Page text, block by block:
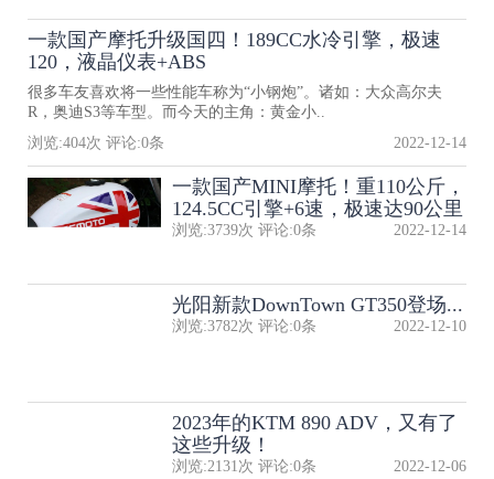
一款国产摩托升级国四！189CC水冷引擎，极速
120，液晶仪表+ABS
很多车友喜欢将一些性能车称为“小钢炮”。诸如：大众高尔夫
R，奥迪S3等车型。而今天的主角：黄金小..
浏览:404次 评论:0条 2022-12-14
一款国产MINI摩托！重110公斤，
124.5CC引擎+6速，极速达90公里
浏览:3739次 评论:0条 2022-12-14
光阳新款DownTown GT350登场...
浏览:3782次 评论:0条 2022-12-10
2023年的KTM 890 ADV，又有了
这些升级！
浏览:2131 次 评论:0条 2022-12-06